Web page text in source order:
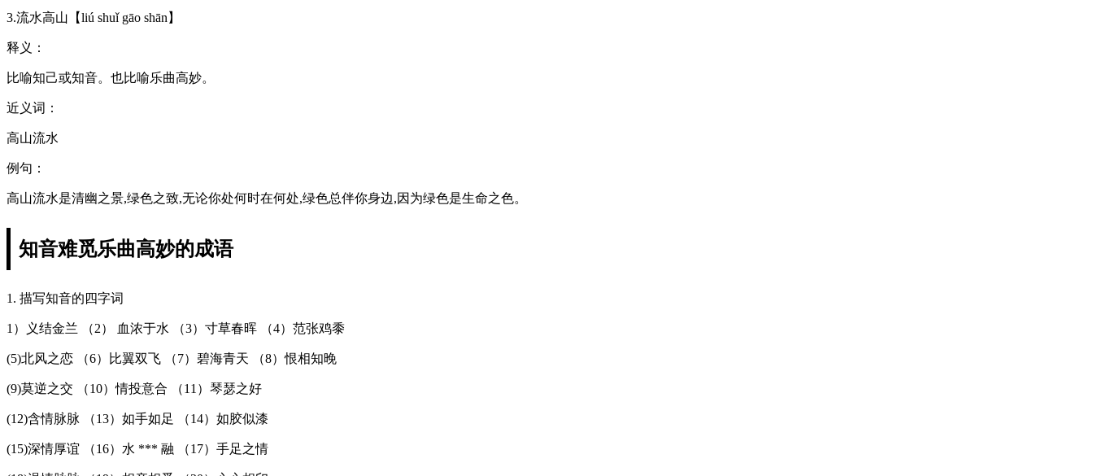
3.流水高山【liú shuǐ gāo shān】
释义：
比喻知己或知音。也比喻乐曲高妙。
近义词：
高山流水
例句：
高山流水是清幽之景,绿色之致,无论你处何时在何处,绿色总伴你身边,因为绿色是生命之色。
知音难觅乐曲高妙的成语
1. 描写知音的四字词
1）义结金兰 （2） 血浓于水 （3）寸草春晖 （4）范张鸡黍
(5)北风之恋 （6）比翼双飞 （7）碧海青天 （8）恨相知晚
(9)莫逆之交 （10）情投意合 （11）琴瑟之好
(12)含情脉脉 （13）如手如足 （14）如胶似漆
(15)深情厚谊 （16）水 *** 融 （17）手足之情